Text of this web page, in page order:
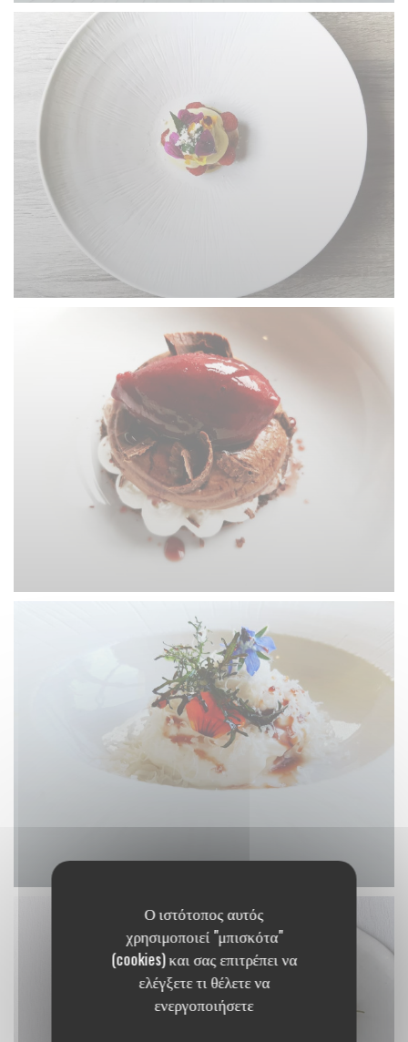
Ο ιστότοπος αυτός
χρησιμοποιεί "μπισκότα"
(cookies) και σας επιτρέπει να
ελέγξετε τι θέλετε να
ενεργοποιήσετε